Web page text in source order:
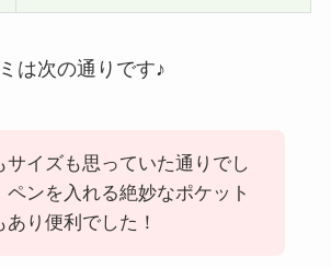
は次の通りです♪
サイズも思っていた通りでし
ペンを入れる絶妙なポケット
あり便利でした！